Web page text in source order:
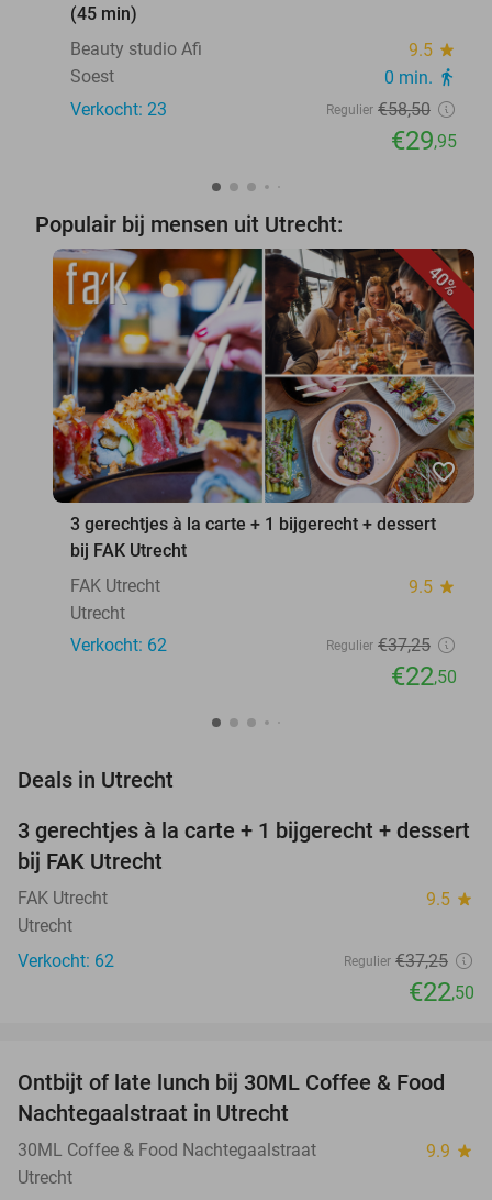
(45 min)
Beauty studio Afi
9.5 star
Soest 0 min. directions_walk
Verkocht: 23 Regulier €58,50
€29,95
Populair bij mensen uit Utrecht:
40%
favorite_border
3 gerechtjes à la carte + 1 bijgerecht + dessert
bij FAK Utrecht
FAK Utrecht
9.5 star
Utrecht
Verkocht: 62
Regulier €37,25
€22,50
Deals in Utrecht
40%
3 gerechtjes à la carte + 1 bijgerecht + dessert
bij FAK Utrecht
FAK Utrecht 9.5 star
Utrecht
Verkocht: 62
Regulier €37,25
€22,50
31%
NEW
TODAY
Ontbijt of late lunch bij 30ML Coffee & Food
Nachtegaalstraat in Utrecht
30ML Coffee & Food Nachtegaalstraat 9.9 star
Utrecht